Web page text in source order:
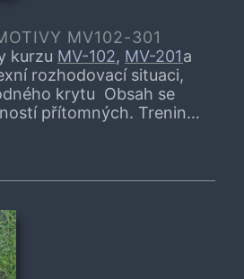
MV102-301
kurzu MV-102, MV-201a
rozhodovací situaci,
krytu Obsah se
přítomných. Trenink
i nedokonale) ovlada.
vyuku. V pripade, ze je
nejprve vhodny kurz.